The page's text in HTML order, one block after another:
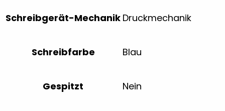
Schreibgerät-Mechanik Druckmechanik
Schreibfarbe Blau
Gespitzt Nein